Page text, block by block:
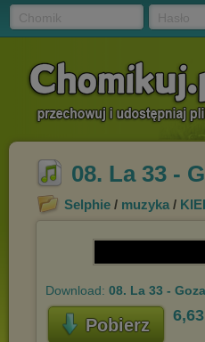
08. La 33 -
Selphie / muzyka /
Download: 08. La 33 -
Pobierz